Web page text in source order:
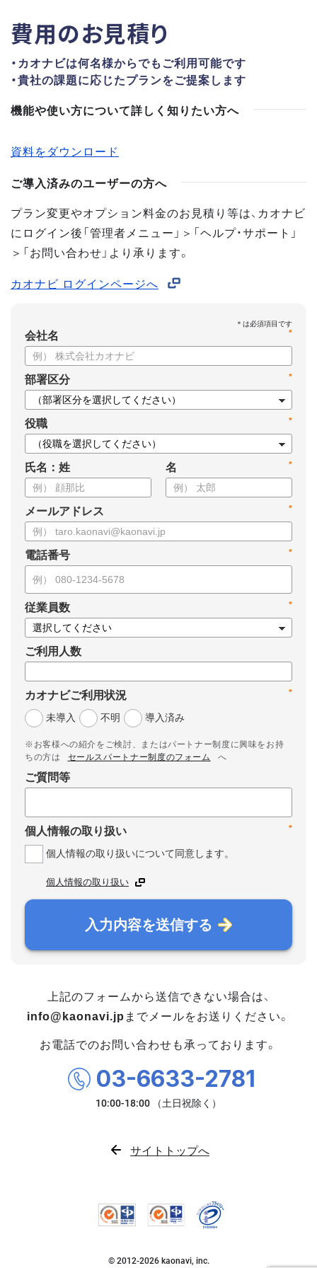
費用のお見積り
・カオナビは何名様からでもご利用可能です
・貴社の課題に応じたプランをご提案します
機能や使い方について詳しく知りたい方へ
資料をダウンロード
ご導入済みのユーザーの方へ
プラン変更やオプション料金のお見積り等は、カオナビ
にログイン後「管理者メニュー」＞「ヘルプ・サポート」
＞「お問い合わせ」より承ります。
カオナビ ログインページへ
*
会社名
*
部署区分
*
役職
氏名：姓 *
名
*
メールアドレス
*
電話番号
*
従業員数
ご利用人数
*
カオナビご利用状況
未導入
不明 導入済み
※お客様への紹介をご検討、またはパートナー制度に興味をお持
ちの方は
セールスパートナー制度のフォーム へ
ご質問等
*
個人情報の取り扱い
個人情報の取り扱いについて同意します。
個人情報の取り扱い
入力内容を送信する
上記のフォームから送信できない場合は、
info@kaonavi.jp までメールをお送りください。
お電話でのお問い合わせも承っております。
03-6633-2781
サイトトップへ
© 2012-2026kaonavi, inc.